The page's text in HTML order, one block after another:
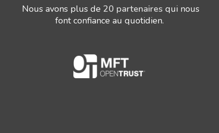
Nous avons plus de 20 partenaires qui nous
font confiance au quotidien.